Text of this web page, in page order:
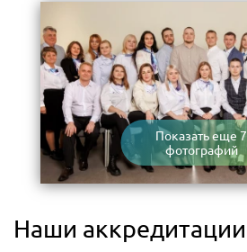
Показать еще 7
фотографий
Наши аккредитации